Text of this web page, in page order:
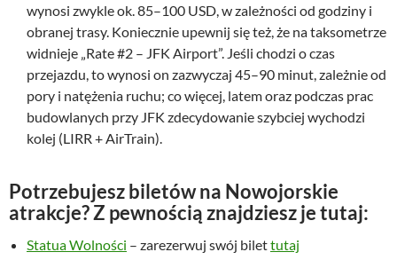
wynosi zwykle ok. 85–100 USD, w zależności od godziny i
obranej trasy. Koniecznie upewnij się też, że na taksometrze
widnieje „Rate #2 – JFK Airport”. Jeśli chodzi o czas
przejazdu, to wynosi on zazwyczaj 45–90 minut, zależnie od
pory i natężenia ruchu; co więcej, latem oraz podczas prac
budowlanych przy JFK zdecydowanie szybciej wychodzi
kolej (LIRR + AirTrain).
Potrzebujesz biletów na Nowojorskie
atrakcje? Z pewnością znajdziesz je tutaj:
Statua Wolności – zarezerwuj swój bilettutaj